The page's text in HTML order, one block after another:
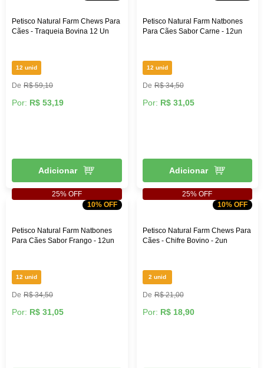
Petisco Natural Farm Chews Para
Cães - Traqueia Bovina 12 Un
12 unid
R$ 59,10
Por: R$ 53,19
Adicionar
Petisco Natural Farm Natbones
Para Cães Sabor Carne - 12un
12 unid
R$ 34,50
Por: R$ 31,05
Adicionar
10% OFF
25% OFF
Petisco Natural Farm Natbones
Para Cães Sabor Frango - 12un
12 unid
R$ 34,50
Por: R$ 31,05
10% OFF
25% OFF
Petisco Natural Farm Chews Para
Cães - Chifre Bovino - 2un
2 unid
R$ 21,00
Por: R$ 18,90